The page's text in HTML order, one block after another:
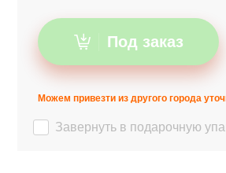
Под заказ
Можем привезти из другого города
Завернуть в подарочную